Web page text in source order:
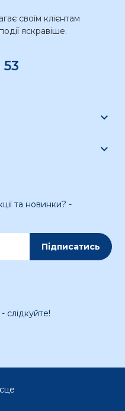
своїм клієнтам
яскравіше.


та новинки? -
Підписатись
слідкуйте!